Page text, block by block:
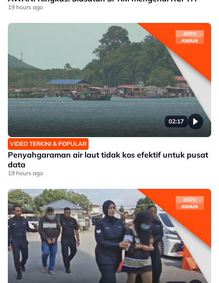
19 hours ago
02:17
VIDEO TERKINI & POPULAR
Penyahgaraman air laut tidak kos efektif untuk pusat
data
19 hours ago